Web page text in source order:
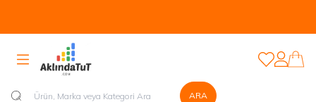
ARA
Hesabım
Favorilerim